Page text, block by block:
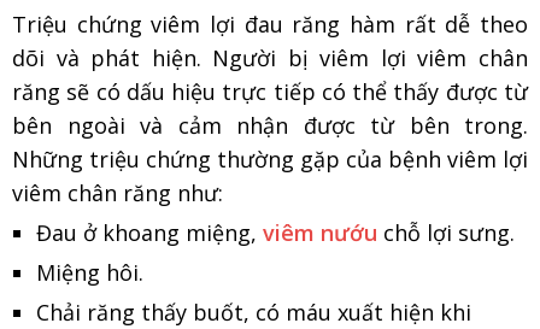
Triệu chứng viêm lợi đau răng hàm rất dễ theo
dõi và phát hiện. Người bị viêm lợi viêm chân
răng sẽ có dấu hiệu trực tiếp có thể thấy được từ
bên ngoài và cảm nhận được từ bên trong.
Những triệu chứng thường gặp của bệnh viêm lợi
viêm chân răng như:
Đau ở khoang miệng, viêm nướu chỗ lợi sưng.
Miệng hôi.
Chải răng thấy buốt, có máu xuất hiện khi